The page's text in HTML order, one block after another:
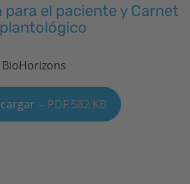
el paciente y Carnet
BioHorizons
PDF 582 KB